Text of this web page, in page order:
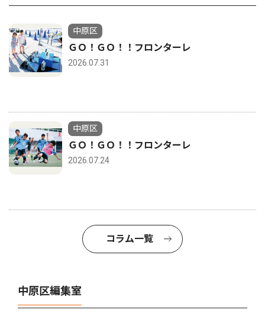
中原区
ＧＯ！ＧＯ！！フロンターレ
2026.07.31
中原区
ＧＯ！ＧＯ！！フロンターレ
2026.07.24
コラム一覧
中原区編集室